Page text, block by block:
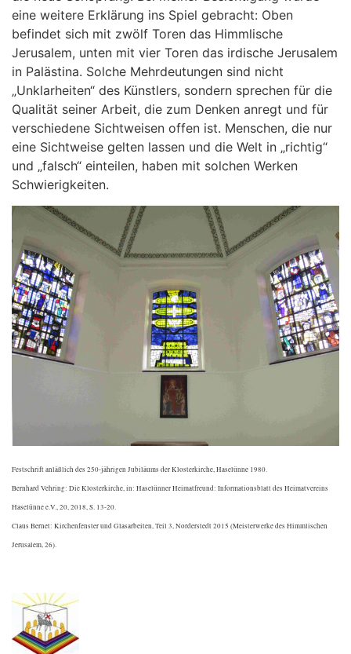
eine weitere Erklärung ins Spiel gebracht: Oben
befindet sich mit zwölf Toren das Himmlische
Jerusalem, unten mit vier Toren das irdische Jerusalem
in Palästina. Solche Mehrdeutungen sind nicht
„Unklarheiten“ des Künstlers, sondern sprechen für die
Qualität seiner Arbeit, die zum Denken anregt und für
verschiedene Sichtweisen offen ist. Menschen, die nur
eine Sichtweise gelten lassen und die Welt in „richtig“
und „falsch“ einteilen, haben mit solchen Werken
Schwierigkeiten.
Festschrift anläßlich des 250-jährigen Jubiläums der Klosterkirche, Haselünne 1980.
Bernhard Vehring: Die Klosterkirche, in: Haselünner Heimatfreund: Informationsblatt des Heimatvereins
Haselünne e.V., 20, 2018, S. 13-20.
Claus Bernet: Kirchenfenster und Glasarbeiten, Teil 3, Norderstedt 2015 (Meisterwerke des Himmlischen
Jerusalem, 26).